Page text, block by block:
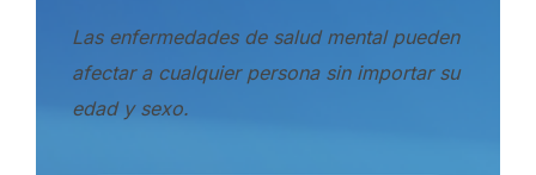
Las enfermedades de salud mental pueden
afectar a cualquier persona sin importar su
edad y sexo.